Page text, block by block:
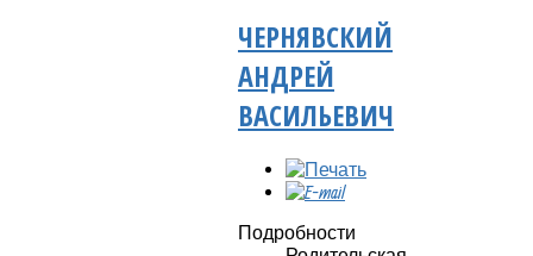
ЧЕРНЯВСКИЙ
АНДРЕЙ
ВАСИЛЬЕВИЧ
Подробности